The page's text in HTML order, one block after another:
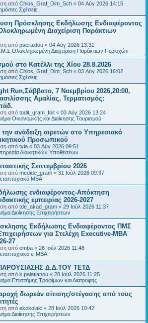
από Chios_Graf_Dim_Sch « 04 Αύγ 2026 14:15
Σχέσεις
Πρόσκλησης Εκδήλωσης Ενδιαφέροντος
Διαχείριση Παράκτιων
από pseraidou « 04 Αύγ 2026 13:31
Ολοκληρωμένη Διαχείριση Παράκτιων Περιοχών
στο Κατέλλι της Χίου 28.8.2026
από Chios_Graf_Dim_Sch « 03 Αύγ 2026 16:02
Σχέσεις
Run,Σάββατο, 7 Νοεμβρίου 2026,20:00,
Αμαλίας, Τερματισμός:
από todit_gram_foit « 03 Αύγ 2026 13:24
Οικονομικής και Διοίκησης Τουρισμού
ανάδειξη αιρετών στο Υπηρεσιακό
Προσωπικού
από tyia « 03 Αύγ 2026 09:51
Διοικητικών Υποθέσεων
Σεπτεμβρίου 2026
από medide_gram « 31 Ιούλ 2026 09:37
MBA
ενδιαφέροντος-Απόκτηση
εμπειρίας 2026-2027
από tde_akad_gram « 29 Ιούλ 2026 11:37
Διοίκησης Επιχειρήσεων
Εκδήλωσης Ενδιαφέροντος ΠΜΣ
για Στελέχη Executive-MBΑ
27
από emba « 28 Ιούλ 2026 11:48
e-MBA
Δ.Δ.ΤΟΥ ΤΕΤΔ
από k.palatianou « 28 Ιούλ 2026 11:25
Επιστήμης Τροφίμων και Διατροφής
δωρεάν σίτισης/στέγασης από τους
από ekokolaki « 28 Ιούλ 2026 10:42
Διοίκησης Επιχειρήσεων